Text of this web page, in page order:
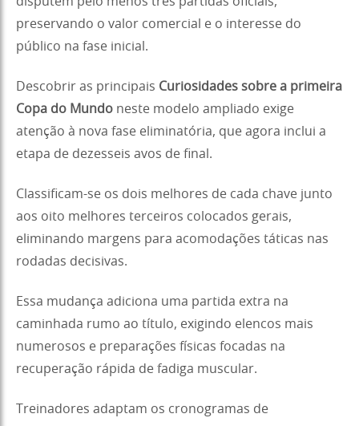
preservando o valor comercial e o interesse do
público na fase inicial.
Descobrir as principais Curiosidades sobre a primeira
Copa do Mundo neste modelo ampliado exige
atenção à nova fase eliminatória, que agora inclui a
etapa de dezesseis avos de final.
Classificam-se os dois melhores de cada chave junto
aos oito melhores terceiros colocados gerais,
eliminando margens para acomodações táticas nas
rodadas decisivas.
Essa mudança adiciona uma partida extra na
caminhada rumo ao título, exigindo elencos mais
numerosos e preparações físicas focadas na
recuperação rápida de fadiga muscular.
Treinadores adaptam os cronogramas de